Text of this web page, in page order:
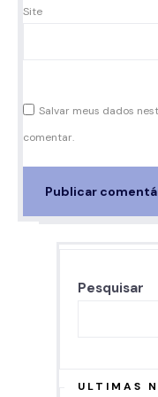
Site
Salvar meus dados
comentar.
Pesquisar
ULTIMAS